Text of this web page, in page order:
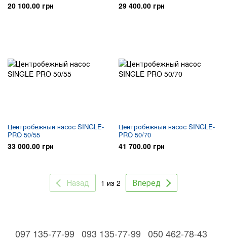
20 100.00 грн 29 400.00 грн
Центробежный насос SINGLE-
PRO 50/55
33 000.00 грн
Центробежный насос SINGLE-
PRO 50/70
41 700.00 грн
Назад 1 из 2 Вперед
097 135-77-99 093 135-77-99 050 462-78-43